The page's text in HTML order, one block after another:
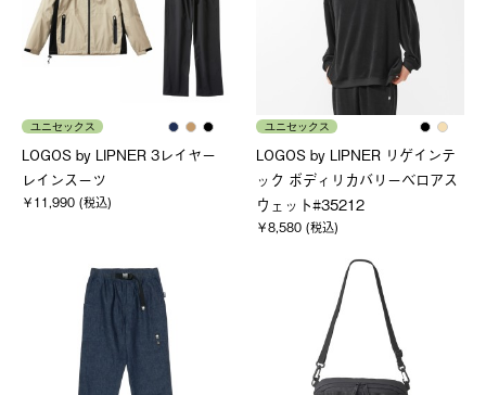
ユニセックス
LOGOS by LIPNER 3レイヤー
レインスーツ
￥11,990 (税込)
ユニセックス
LOGOS by LIPNER リゲインテ
ック ボディリカバリーベロアス
ウェット#35212
￥8,580 (税込)